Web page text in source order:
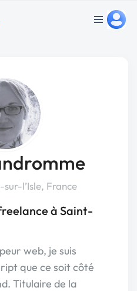
l’Isle, France
à Saint-
web, je suis
que ce soit côté
Titulaire de la